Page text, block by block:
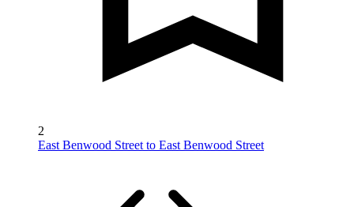
2
East Benwood Street to East Benwood Street